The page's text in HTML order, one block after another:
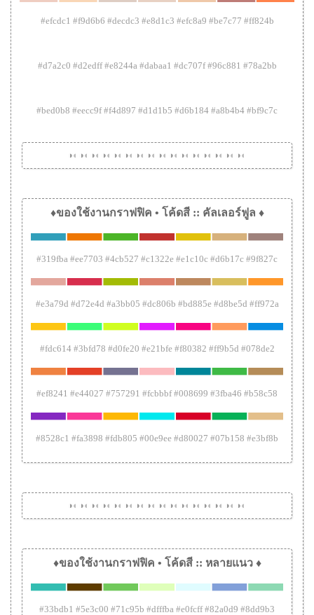
#efcdc1 #f9d6b6 #decdc3 #e8d1c3 #efc8a9 #be7c77 #ff824b
#d7a2c0 #d2edff #e8244a #dabaa1 #dc707f #96c881 #78a2bb
#bed0b8 #eecc9f #f4d897 #d1d1b5 #d6b184 #a8b4b4 #bf9c7c
◑◐ ◑◐ ◑◐ ◑◐ ◑◐ ◑◐ ◑◐ ◑◐ ◑◐ ◑◐ ◑◐ ◑◐ ◑◐ ◑◐ ◑◐ ◑◐
♦ของใช้งานกราฟฟิค • โค้ดสี :: คัลเลอร์ฟูล ♦
#319fba #ee7703 #4cb527 #c1322e #e1c10c #d6b17c #9f827c
#e3a79d #d72e4d #a3bb05 #dc806b #bd885e #d8be5d #ff972a
#fdc614 #3bfd78 #d0fe20 #e21bfe #f80382 #ff9b5d #078de2
#ef8241 #e44027 #757291 #fcbbbf #008699 #3fba46 #b58c58
#8528c1 #fa3898 #fdb805 #00e9ee #d80027 #07b158 #e3bf8b
◑◐ ◑◐ ◑◐ ◑◐ ◑◐ ◑◐ ◑◐ ◑◐ ◑◐ ◑◐ ◑◐ ◑◐ ◑◐ ◑◐ ◑◐ ◑◐
♦ของใช้งานกราฟฟิค • โค้ดสี :: หลายแนว ♦
#33bdb1 #5e3c00 #71c95b #dfffba #e0fcff #82a0d9 #8dd9b3